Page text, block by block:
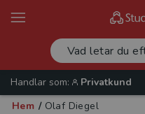
Handlar som:
Privatkund
Hem / Olaf Diegel